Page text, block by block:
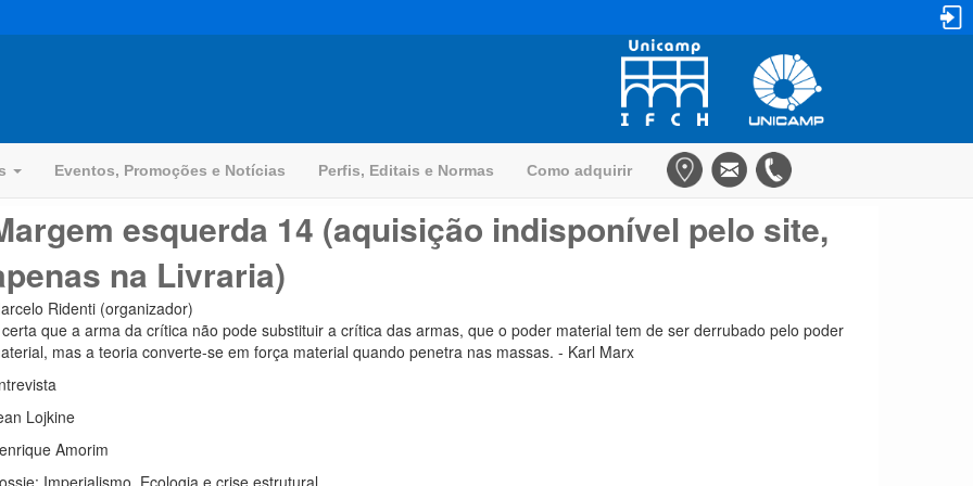
Eventos, Promoções e Notícias Perfis, Editais e Normas Como adquirir
esquerda 14 (aquisição indisponível pelo site,
na Livraria)
Ridenti (organizador)
certa que a arma da crítica não pode substituir a crítica das armas, que o poder material tem de ser derrubado pelo poder
mas a teoria converte-se em força material quando penetra nas massas. - Karl Marx
Lojkine
Amorim
Imperialismo, Ecologia e crise estrutural